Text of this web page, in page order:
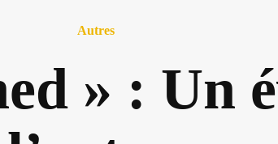
Autres
» : Un